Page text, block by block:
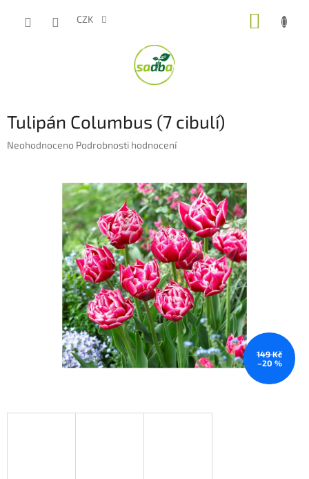
CZK
Tulipán Columbus (7 cibulí)
Průměrné
Neohodnoceno Podrobnosti hodnocení
149 Kč
–20 %